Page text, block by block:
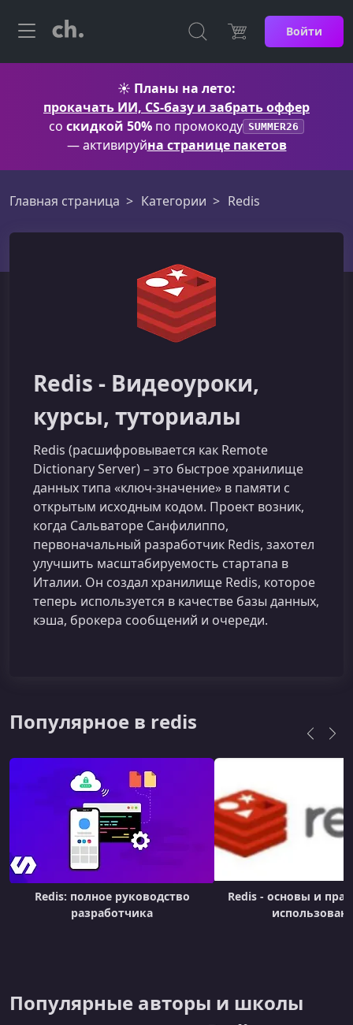
Войти
☀️ Планы на лето:
прокачать ИИ, CS-базу и забрать оффер
со скидкой 50% по промокоду SUMMER26
— активируйна странице пакетов
Главная страница Категории Redis
Redis - Видеоуроки,
курсы, туториалы
Redis (расшифровывается как Remote
Dictionary Server) – это быстрое хранилище
данных типа «ключ‑значение» в памяти с
открытым исходным кодом. Проект возник,
когда Сальваторе Санфилиппо,
первоначальный разработчик Redis, захотел
улучшить масштабируемость стартапа в
Италии. Он создал хранилище Redis, которое
теперь используется в качестве базы данных,
кэша, брокера сообщений и очереди.
Популярное в redis
Redis: полное руководство
разработчика
Redis - основы и
Популярные авторы и школы